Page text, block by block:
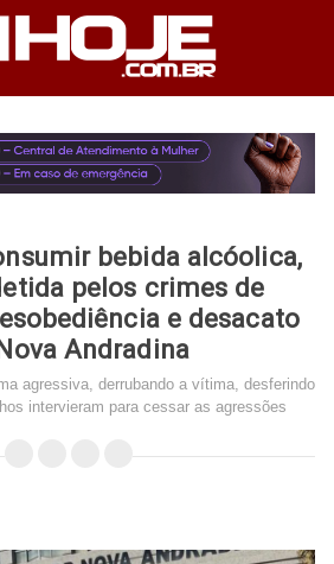
bebida alcóolica,
pelos crimes de
e desacato
Andradina
agressiva, derrubando a vítima, desferindo
intervieram para cessar as agressões